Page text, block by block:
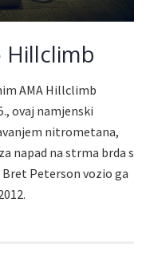
Hillclimb
AMA Hillclimb
ovaj namjenski
nitrometana,
napad na strma brda s
Peterson vozio ga